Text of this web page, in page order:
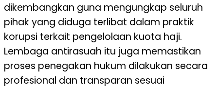
dikembangkan guna mengungkap seluruh
pihak yang diduga terlibat dalam praktik
korupsi terkait pengelolaan kuota haji.
Lembaga antirasuah itu juga memastikan
proses penegakan hukum dilakukan secara
profesional dan transparan sesuai